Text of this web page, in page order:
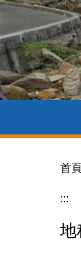
首
:::
地